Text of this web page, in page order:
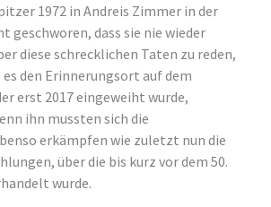
1972 in Andreis Zimmer in der
geschworen, dass sie nie wieder
diese schrecklichen Taten zu reden,
es den Erinnerungsort auf dem
erst 2017 eingeweiht wurde,
ihn mussten sich die
erkämpfen wie zuletzt nun die
über die bis kurz vor dem 50.
wurde.